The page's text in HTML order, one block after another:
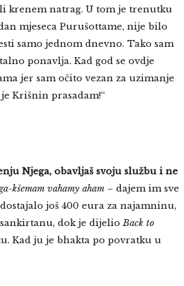
krenem natrag. U tom je trenutku
mjeseca Purušottame, nije bilo
samo jednom dnevno. Tako sam
ponavlja. Kad god se ovdje
jer sam očito vezan za uzimanje
Krišnin prasadam!“
Njega, obavljaš svoju službu i ne
kšemam vahamy aham – dajem im sve
još 400 eura za najamninu,
sankirtanu, dok je dijelioBack to
Kad ju je bhakta po povratku u